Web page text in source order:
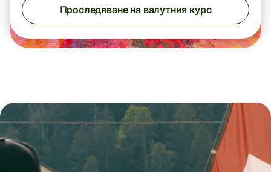
Проследяване на валутния курс